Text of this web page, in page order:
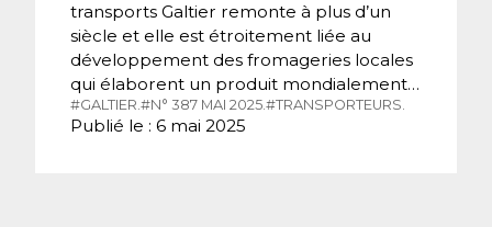
transports Galtier remonte à plus d’un
siècle et elle est étroitement liée au
développement des fromageries locales
qui élaborent un produit mondialement…
#GALTIER.#N° 387 MAI 2025.#TRANSPORTEURS.
Publié le : 6 mai 2025